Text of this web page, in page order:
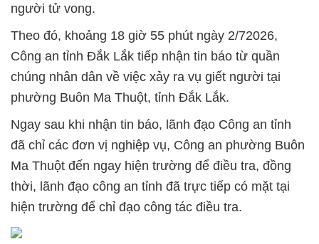
người tử vong.
Theo đó, khoảng 18 giờ 55 phút ngày 2/72026,
Công an tỉnh Đắk Lắk tiếp nhận tin báo từ quần
chúng nhân dân về việc xảy ra vụ giết người tại
phường Buôn Ma Thuột, tỉnh Đắk Lắk.
Ngay sau khi nhận tin báo, lãnh đạo Công an tỉnh
đã chỉ các đơn vị nghiệp vụ, Công an phường Buôn
Ma Thuột đến ngay hiện trường để điều tra, đồng
thời, lãnh đạo công an tỉnh đã trực tiếp có mặt tại
hiện trường để chỉ đạo công tác điều tra.